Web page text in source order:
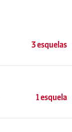
3 esquelas
1 esquela